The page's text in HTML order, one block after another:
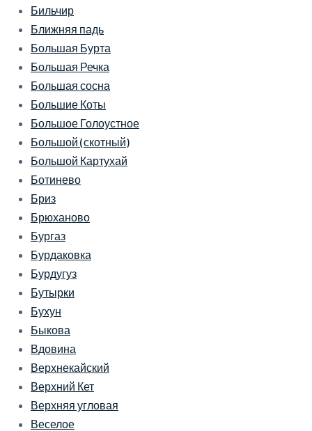
Бильчир
Ближняя падь
Большая Бурта
Большая Речка
Большая сосна
Большие Коты
Большое Голоустное
Большой (скотный)
Большой Картухай
Ботинево
Бриз
Брюханово
Бургаз
Бурдаковка
Бурдугуз
Бутырки
Бухун
Быкова
Вдовина
Верхнекайский
Верхний Кет
Верхняя угловая
Веселое